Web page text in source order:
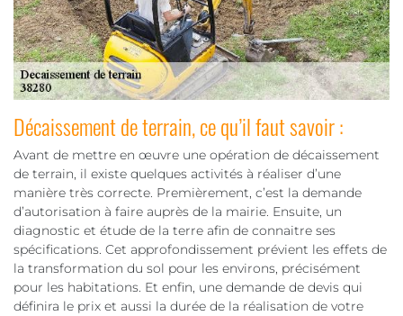
Décaissement de terrain, ce qu’il faut savoir :
Avant de mettre en œuvre une opération de décaissement
de terrain, il existe quelques activités à réaliser d’une
manière très correcte. Premièrement, c’est la demande
d’autorisation à faire auprès de la mairie. Ensuite, un
diagnostic et étude de la terre afin de connaitre ses
spécifications. Cet approfondissement prévient les effets de
la transformation du sol pour les environs, précisément
pour les habitations. Et enfin, une demande de devis qui
définira le prix et aussi la durée de la réalisation de votre